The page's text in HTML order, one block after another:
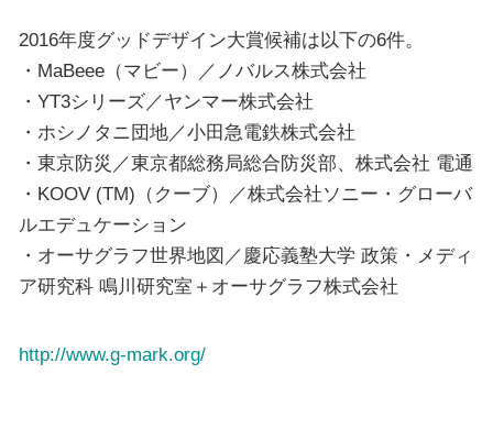
2016年度グッドデザイン大賞候補は以下の6件。
・MaBeee（マビー）／ノバルス株式会社
・YT3シリーズ／ヤンマー株式会社
・ホシノタニ団地／小田急電鉄株式会社
・東京防災／東京都総務局総合防災部、株式会社 電通
・KOOV (TM)（クーブ）／株式会社ソニー・グローバ
ルエデュケーション
・オーサグラフ世界地図／慶応義塾大学 政策・メディ
ア研究科 鳴川研究室＋オーサグラフ株式会社
http://www.g-mark.org/